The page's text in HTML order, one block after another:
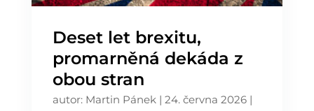
Deset let brexitu,
promarněná dekáda z
obou stran
autor: Martin Pánek| 24. června 2026|